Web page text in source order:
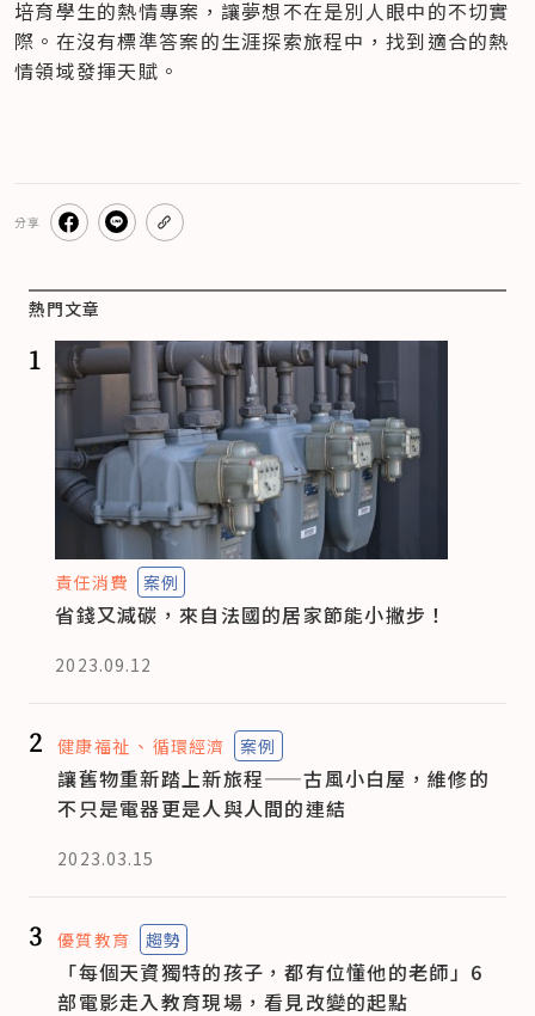
培育學生的熱情專案，讓夢想不在是別人眼中的不切實
際。在沒有標準答案的生涯探索旅程中，找到適合的熱
情領域發揮天賦。
分享
熱門文章
1
責任消費 案例
省錢又減碳，來自法國的居家節能小撇步！
2023.09.12
2 健康福祉 循環經濟 案例
讓舊物重新踏上新旅程——古風小白屋，維修的
不只是電器更是人與人間的連結
2023.03.15
3 優質教育 趨勢
「每個天資獨特的孩子，都有位懂他的老師」6
部電影走入教育現場，看見改變的起點